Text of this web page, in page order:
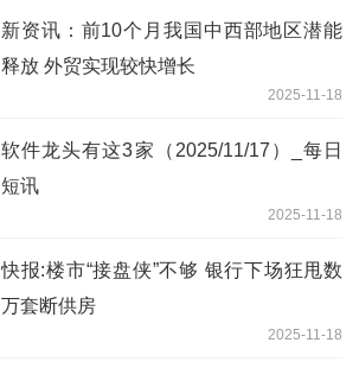
新资讯：前10个月我国中西部地区潜能
释放 外贸实现较快增长
2025-11-18
软件龙头有这3家（2025/11/17）_每日
短讯
2025-11-18
快报:楼市“接盘侠”不够 银行下场狂甩数
万套断供房
2025-11-18